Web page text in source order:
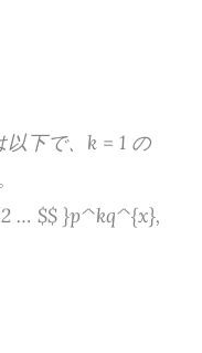
下で、k = 1 の
2 … $$ }p^kq^{x},